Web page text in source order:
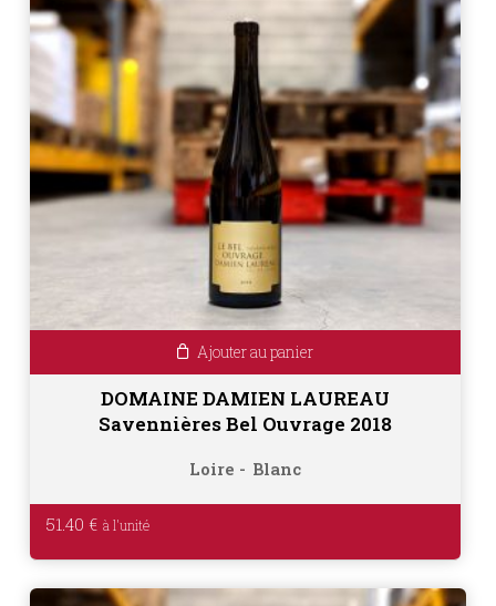
Ajouter au panier
DOMAINE DAMIEN LAUREAU
Savennières Bel Ouvrage 2018
Loire Blanc
51.40 €